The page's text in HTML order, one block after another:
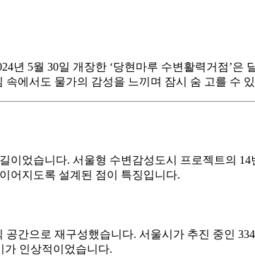
5월 30일 개장한 ‘당현마루 수변활력거점’
에서도 물가의 감성을 느끼며 잠시 숨 고를 수
었습니다. 서울형 수변감성도시 프로젝트의
어지도록 설계된 점이 특징입니다.
간으로 재구성했습니다. 서울시가 추진 중인
가 인상적이었습니다.